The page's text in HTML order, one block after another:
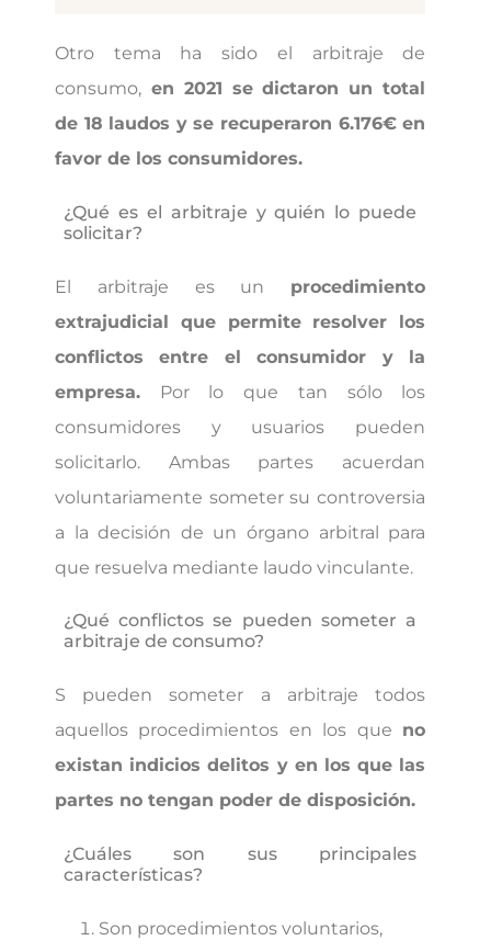
Otro tema ha sido el arbitraje de
consumo, en 2021 se dictaron un total
de 18 laudos y se recuperaron 6.176€ en
favor de los consumidores.
¿Qué es el arbitraje y quién lo puede
solicitar?
El arbitraje es un procedimiento
extrajudicial que permite resolver los
conflictos entre el consumidor y la
empresa. Por lo que tan sólo los
consumidores y usuarios pueden
solicitarlo. Ambas partes acuerdan
voluntariamente someter su controversia
a la decisión de un órgano arbitral para
que resuelva mediante laudo vinculante.
¿Qué conflictos se pueden someter a
arbitraje de consumo?
S pueden someter a arbitraje todos
aquellos procedimientos en los que no
existan indicios delitos y en los que las
partes no tengan poder de disposición.
¿Cuáles son sus principales
características?
Son procedimientos voluntarios,